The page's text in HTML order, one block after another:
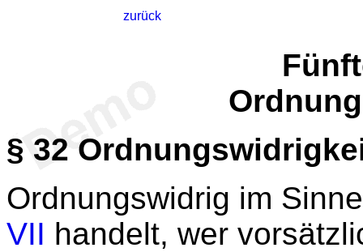
zurück
F
§ 32
Ordnungswidrig im
VII handelt, wer